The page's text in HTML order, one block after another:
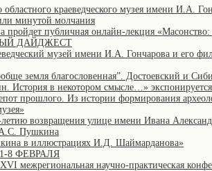
областного краеведческого музея имени И.А.
минутой молчания
пройдет публичная онлайн-лекция
ДАЙДЖЕСТ
музей имени И.А. Гончарова и его
земля благословенная”. Достоевский и
История в некотором смысле…»
прошлого. Из истории формирования
возвращения улице имени Ивана
Пушкина
в иллюстрациях И.Д. Шаймарданова»
8 ФЕВРАЛЯ
межрегиональная научно-практическая